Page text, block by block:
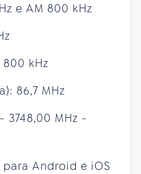
e AM 800 kHz
800 kHz
86,7 MHz
3748,00 MHz -
Android e iOS